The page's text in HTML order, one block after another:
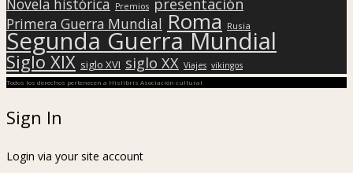
Novela histórica Premios
Primera Guerra Mundial Roma Rusia
Segunda Guerra Mundial
Siglo XIX siglo XVI siglo XX Viajes vikingos
Todos los derechos pertenecen a Hislibris Asociación cultural
Sign In
Login via your site account